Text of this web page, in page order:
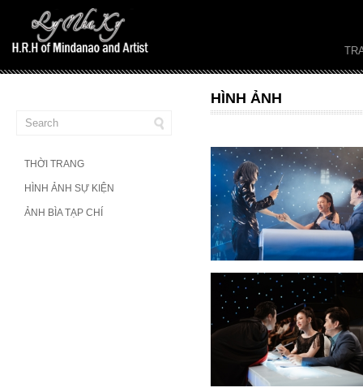
THỜI TRANG
HÌNH ẢNH SỰ KIỆN
ẢNH BÌA TẠP CHÍ
HÌNH ẢNH